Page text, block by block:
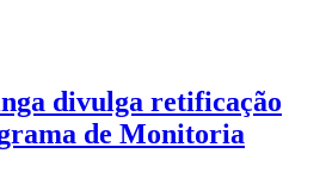
divulga retificação
de Monitoria